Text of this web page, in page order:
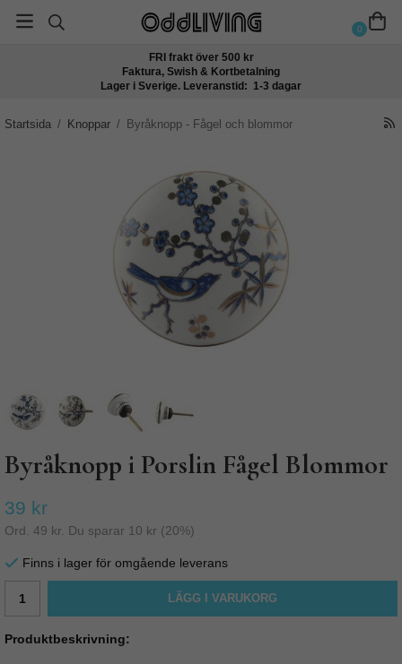
0
FRI frakt över 500 kr
Faktura, Swish & Kortbetalning
Lager i Sverige. Leveranstid: 1-3 dagar
Startsida / Knoppar / Byråknopp - Fågel och blommor
Byråknopp i Porslin Fågel Blommor
39 kr
Ord. 49 kr . Du sparar 10 kr (20%)
Finns i lager för omgående leverans
LÄGG I VARUKORG
Produktbeskrivning: